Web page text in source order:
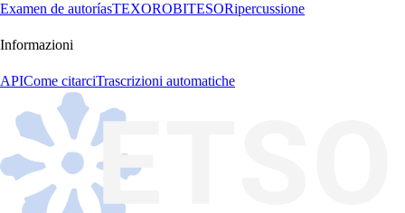
Examen de autoríasTEXOROBITESORipercussione
Informazioni
APICome citarciTrascrizioni automatiche